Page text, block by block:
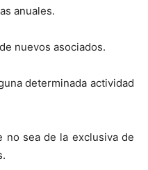
anuales.
nuevos asociados.
determinada actividad
no sea de la exclusiva de